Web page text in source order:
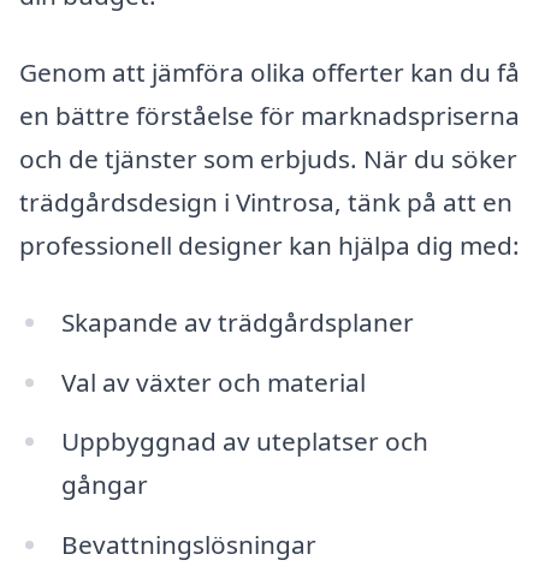
Genom att jämföra olika offerter kan du få
en bättre förståelse för marknadspriserna
och de tjänster som erbjuds. När du söker
trädgårdsdesign i Vintrosa, tänk på att en
professionell designer kan hjälpa dig med:
Skapande av trädgårdsplaner
Val av växter och material
Uppbyggnad av uteplatser och
gångar
Bevattningslösningar